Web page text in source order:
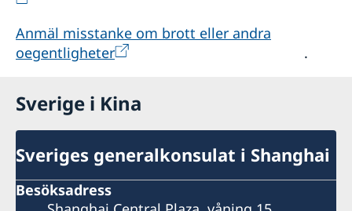
Anmäl misstanke om brott eller andra
oegentligheter
.
Sverige i Kina
Sveriges generalkonsulat i Shanghai
Besöksadress